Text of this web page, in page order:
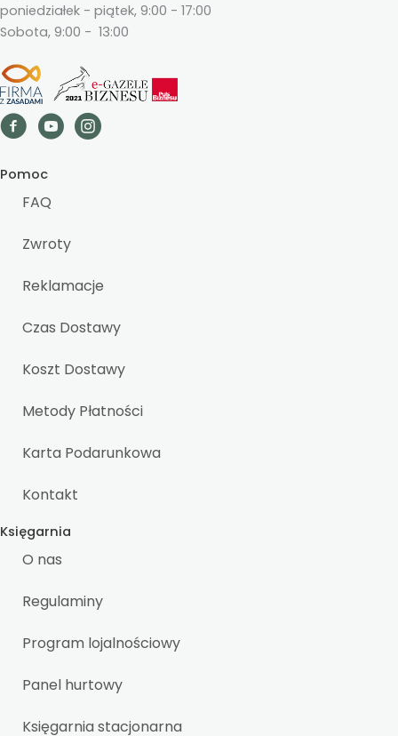
poniedziałek - piątek, 9:00 - 17:00
Sobota, 9:00 - 13:00
Pomoc
FAQ
Zwroty
Reklamacje
Czas Dostawy
Koszt Dostawy
Metody Płatności
Karta Podarunkowa
Kontakt
Księgarnia
O nas
Regulaminy
Program lojalnościowy
Panel hurtowy
Księgarnia stacjonarna